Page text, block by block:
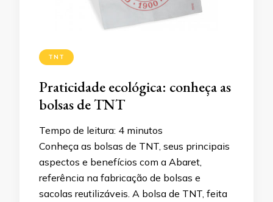
TNT
Praticidade ecológica: conheça as
bolsas de TNT
Tempo de leitura: 4 minutos
Conheça as bolsas de TNT, seus principais
aspectos e benefícios com a Abaret,
referência na fabricação de bolsas e
sacolas reutilizáveis. A bolsa de TNT, feita